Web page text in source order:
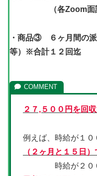
（各Zoom面談
・商品③ ６ヶ月間の
等）
※合計１２回迄
２７,５００円を回
例えば、時給が１０
（２ヶ月と１５日
時給が２０